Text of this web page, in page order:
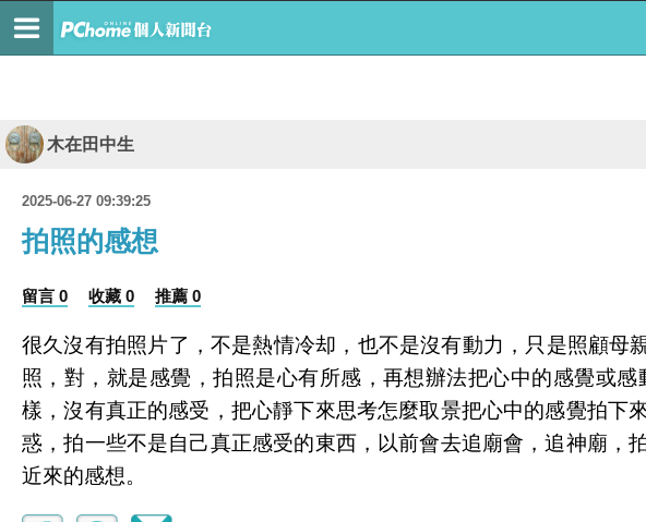
木在田中生
2025-06-27 09:39:25
拍照的感想
留言 0 收藏 0 推薦 0
很久沒有拍照片了，不是熱情冷却 ，也不是沒有動力，只是照顧
照，對，就是感覺，拍照是心有所感，再想辦法把心中的感覺或
樣，沒有真正的感受，把心靜下來思考怎麼取景把心中的感覺拍
惑，拍一些不是自己真正感受的東西，以前會去追廟會，追神廟
近來的感想。